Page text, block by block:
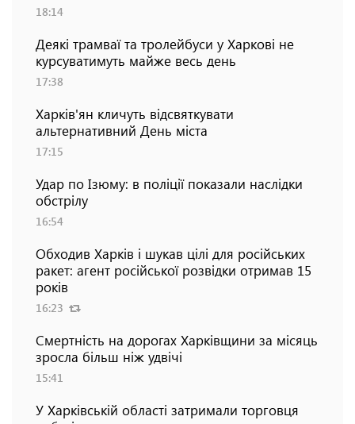
18:14
Деякі трамваї та тролейбуси у Харкові не
курсуватимуть майже весь день
17:38
Харків'ян кличуть відсвяткувати
альтернативний День міста
17:15
Удар по Ізюму: в поліції показали наслідки
обстрілу
16:54
Обходив Харків і шукав цілі для російських
ракет: агент російської розвідки отримав 15
років
16:23
Смертність на дорогах Харківщини за місяць
зросла більш ніж удвічі
15:41
У Харківській області затримали торговця